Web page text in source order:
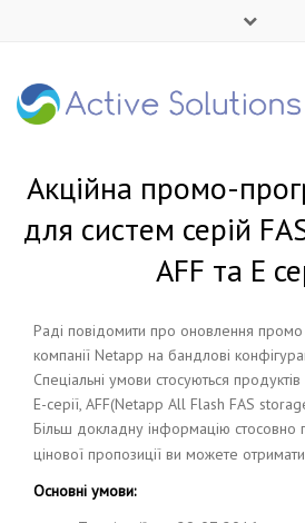
+ 380 44 232
Акційна промо-
для систем серій
AFF та E
Раді повідомити про оновлення
компанії Netapp на бандлові
Спеціальні умови стосуються
E-серії, AFF(Netapp All Flash FAS
Більш докладну інформацію
цінової пропозиції ви можете
Основні умови: